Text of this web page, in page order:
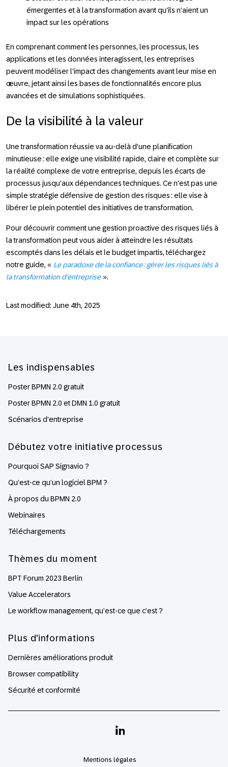
émergentes et à la transformation avant qu'ils n'aient un
impact sur les opérations
En comprenant comment les personnes, les processus, les
applications et les données interagissent, les entreprises
peuvent modéliser l'impact des changements avant leur mise en
œuvre, jetant ainsi les bases de fonctionnalités encore plus
avancées et de simulations sophistiquées.
De la visibilité à la valeur
Une transformation réussie va au-delà d'une planification
minutieuse : elle exige une visibilité rapide, claire et complète sur
la réalité complexe de votre entreprise, depuis les écarts de
processus jusqu'aux dépendances techniques. Ce n'est pas une
simple stratégie défensive de gestion des risques : elle vise à
libérer le plein potentiel des initiatives de transformation.
Pour découvrir comment une gestion proactive des risques liés à
la transformation peut vous aider à atteindre les résultats
escomptés dans les délais et le budget impartis, téléchargez
notre guide, « Le paradoxe de la confiance : gérer les risques liés à
la transformation d'entreprise ».
Last modified: June 4th, 2025
Les indispensables
Poster BPMN 2.0 gratuit
Poster BPMN 2.0 et DMN 1.0 gratuit
Scénarios d'entreprise
Débutez votre initiative processus
Pourquoi SAP Signavio ?
Qu’est-ce qu’un logiciel BPM ?
À propos du BPMN 2.0
Webinaires
Téléchargements
Thèmes du moment
BPT Forum 2023 Berlin
Value Accelerators
Le workflow management, qu’est-ce que c’est ?
Plus d'informations
Dernières améliorations produit
Browser compatibility
Sécurité et conformité
Linkedin
Mentions légales